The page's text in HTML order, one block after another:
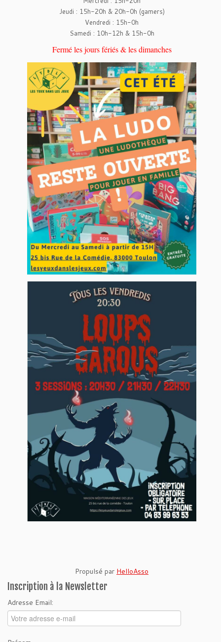
Jeudi : 15h-20h & 20h-0h (gamers)
Vendredi : 15h-0h
Samedi : 10h-12h & 15h-0h
Fermé les jours fériés & les dimanches
Propulsé par HelloAsso
Inscription à la Newsletter
Adresse Email: